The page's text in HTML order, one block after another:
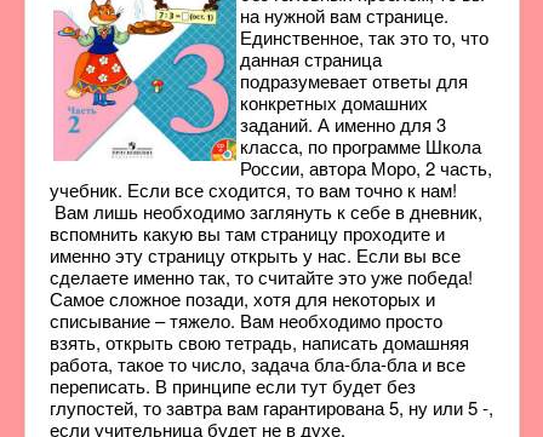
на нужной вам странице.
Единственное, так это то, что
данная страница
подразумевает ответы для
конкретных домашних
заданий. А именно для 3
класса, по программе Школа
России, автора Моро, 2 часть,
учебник. Если все сходится, то вам точно к нам!
Вам лишь необходимо заглянуть к себе в дневник,
вспомнить какую вы там страницу проходите и
именно эту страницу открыть у нас. Если вы все
сделаете именно так, то считайте это уже победа!
Самое сложное позади, хотя для некоторых и
списывание – тяжело. Вам необходимо просто
взять, открыть свою тетрадь, написать домашняя
работа, такое то число, задача бла-бла-бла и все
переписать. В принципе если тут будет без
глупостей, то завтра вам гарантирована 5, ну или 5 -,
если учительница будет не в духе.